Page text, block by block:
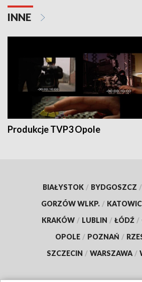
INNE
Produkcje TVP3 Opole
BIAŁYSTOK / BYDGOSZCZ /
GORZÓW WLKP. /
KRAKÓW / LUBLIN / ŁÓDŹ /
OPOLE / POZNAŃ /
SZCZECIN / WARSZAWA /